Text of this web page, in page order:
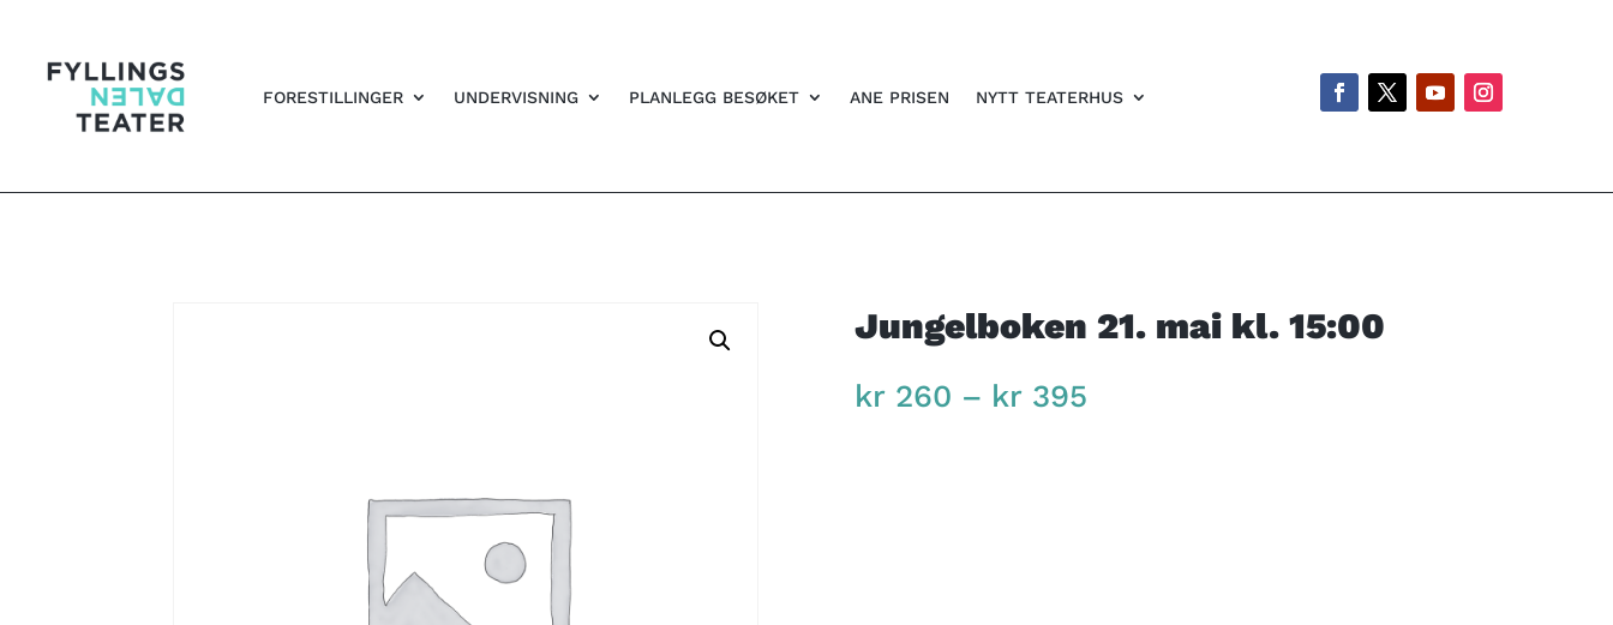
FORESTILLINGER UNDERVISNING PLANLEGG BESØKET ANE PRISEN NYTT TEATERHUS
Jungelboken 21. mai kl. 15:00
kr260 – kr395Price